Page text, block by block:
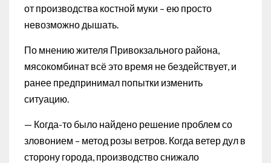
от производства костной муки – ею просто
невозможно дышать.
По мнению жителя Привокзального района,
мясокомбинат всё это время не бездействует, и
ранее предпринимал попытки изменить
ситуацию.
— Когда-то было найдено решение проблем со
зловонием – метод розы ветров. Когда ветер дул в
сторону города, производство снижало